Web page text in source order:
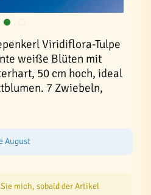
Viridiflora-Tulpe
weiße Blüten mit
50 cm hoch, ideal
7 Zwiebeln,
August
mich, sobald der Artikel